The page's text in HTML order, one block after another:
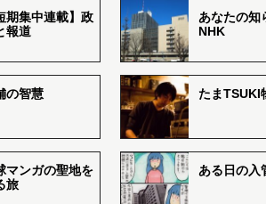
期集中連載】政
報道
あなたの知
NHK
の智慧 たまTSUKI
マンガの聖地を
旅
ある日の入